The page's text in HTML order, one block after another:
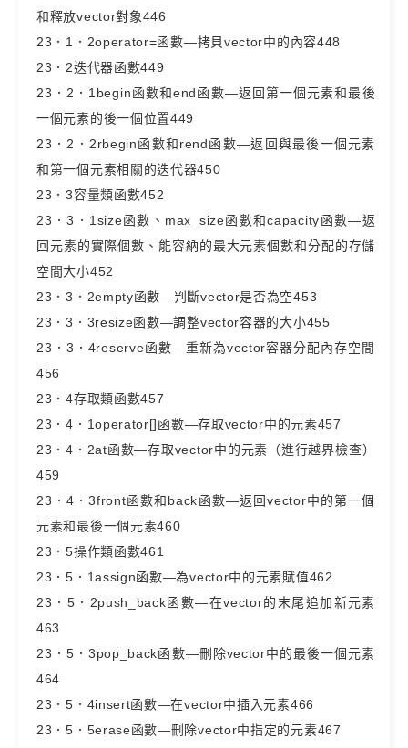
和釋放vector對象446
23．1．2operator=函數—拷貝vector中的內容448
23．2迭代器函數449
23．2．1begin函數和end函數—返回第一個元素和最後
一個元素的後一個位置449
23．2．2rbegin函數和rend函數—返回與最後一個元素
和第一個元素相關的迭代器450
23．3容量類函數452
23．3．1size函數、max_size函數和capacity函數—返
回元素的實際個數、能容納的最大元素個數和分配的存儲
空間大小452
23．3．2empty函數—判斷vector是否為空453
23．3．3resize函數—調整vector容器的大小455
23．3．4reserve函數—重新為vector容器分配內存空間
456
23．4存取類函數457
23．4．1operator[]函數—存取vector中的元素457
23．4．2at函數—存取vector中的元素（進行越界檢查）
459
23．4．3front函數和back函數—返回vector中的第一個
元素和最後一個元素460
23．5操作類函數461
23．5．1assign函數—為vector中的元素賦值462
23．5．2push_back函數—在vector的末尾追加新元素
463
23．5．3pop_back函數—刪除vector中的最後一個元素
464
23．5．4insert函數—在vector中插入元素466
23．5．5erase函數—刪除vector中指定的元素467